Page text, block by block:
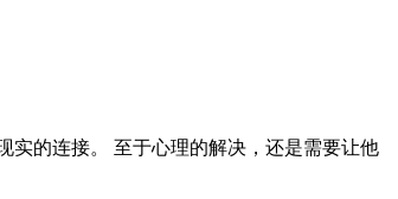
实的连接。 至于心理的解决，还是需要让他